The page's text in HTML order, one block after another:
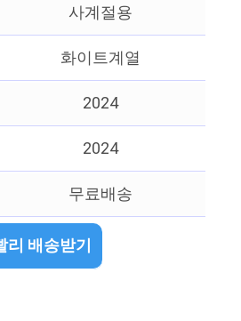
사계절용
화이트계열
2024
2024
무료배송
리 배송받기